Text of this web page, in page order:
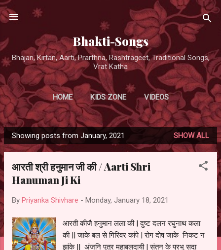
Skip to main content
Bhakti-Songs
Bhajan, Kirtan, Aarti, Prarthna, Rashtrageet, Traditional Songs,
Vrat Katha
HOME KIDS ZONE VIDEOS
P
o
Showing posts from January, 2021 SHOW ALL
आरती श्री हनुमान जी की / Aarti Shri
Hanuman Ji Ki
By Priyanka Shivhare - Monday, January 18, 2021
आरती कीजै हनुमान लला की | दुष्ट दलन रघुनाथ कला
की || जाके बल से गिरिवर कांपे | रोग दोष जाके निकट न
झांके || अंजनि पुत्र महाबलदायी | संतन के प्रभु सदा